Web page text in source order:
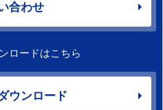
合わせ
ロードはこちら
ウンロード